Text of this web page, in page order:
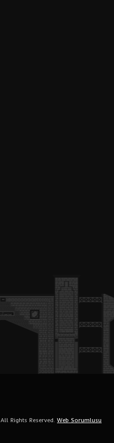
All Rights Reserved. Web Sorumlusu